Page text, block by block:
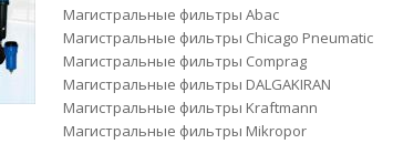
Магистральные фильтры Abac
Магистральные фильтры Chicago Pneumatic
Магистральные фильтры Comprag
Магистральные фильтры DALGAKIRAN
Магистральные фильтры Kraftmann
Магистральные фильтры Mikropor